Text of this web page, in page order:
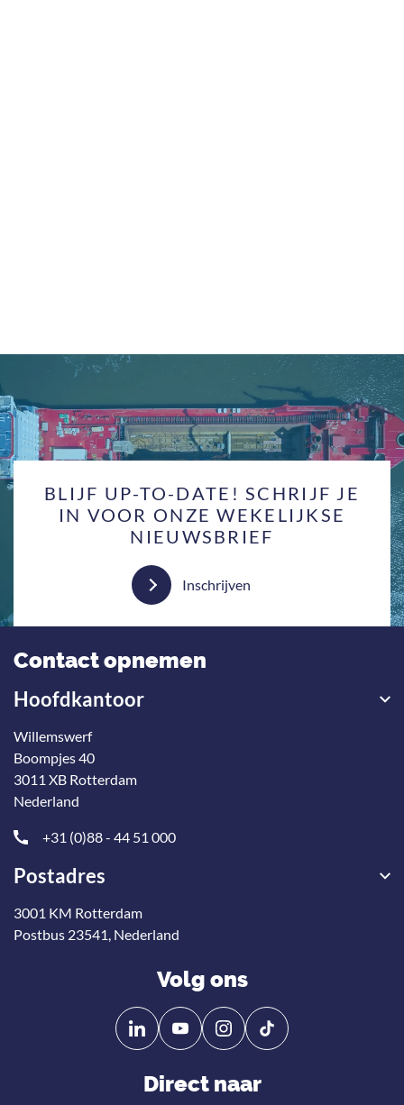
BLIJF UP-TO-DATE! SCHRIJF JE
IN VOOR ONZE WEKELIJKSE
NIEUWSBRIEF
Inschrijven
Contact opnemen
Hoofdkantoor
Willemswerf
Boompjes 40
3011 XB Rotterdam
Nederland
+31 (0)88 - 44 51 000
Postadres
3001 KM Rotterdam
Postbus 23541, Nederland
Volg ons
Volg
ons
Linkedin
Volg
ons
YouTube
Direct naar